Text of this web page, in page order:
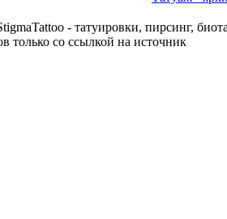
- татуировки, пирсинг,
только со ссылкой на источник